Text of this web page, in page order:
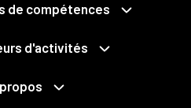
de compétences
et intercommunalité
publique
personnelles
d'activités
durable
cabinet